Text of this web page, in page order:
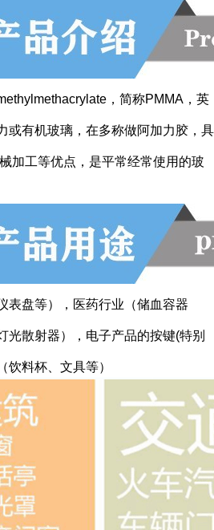
，简称PMMA，英
或有机玻璃，在多称做阿加力胶，具
加工等优点，是平常经常使用的玻
表盘等），医药行业（储血容器
光散射器），电子产品的按键(特别
饮料杯、文具等）